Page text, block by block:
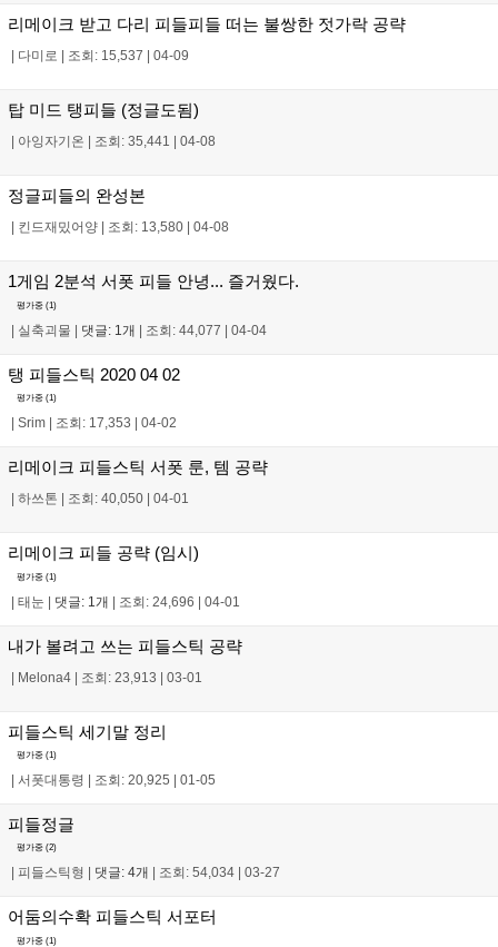
리메이크 받고 다리 피들피들 떠는 불쌍한 젓가락 공략
다미로 조회: 15,537 04-09
탑 미드 탱피들 (정글도됨)
아잉자기온 조회: 35,441 04-08
정글피들의 완성본
킨드재밌어양 조회: 13,580 04-08
1게임 2분석 서폿 피들 안녕... 즐거웠다.
평가중 (1)
| 실축괴물 | 댓글: 1개 | 조회: 44,077 | 04-04
탱 피들스틱 2020 04 02
평가중 (1)
Srim 조회: 17,353 04-02
리메이크 피들스틱 서폿 룬, 템 공략
하쓰톤 조회: 40,050 04-01
리메이크 피들 공략 (임시)
평가중 (1)
| 태눈 | 댓글: 1개 | 조회: 24,696 | 04-01
내가 볼려고 쓰는 피들스틱 공략
| Melona4 | 조회: 23,913 | 03-01
피들스틱 세기말 정리
평가중 (1)
| 서폿대통령 | 조회: 20,925 | 01-05
피들정글
평가중 (2)
피들스틱형 댓글: 4개 조회: 54,034 03-27
어둠의수확 피들스틱 서포터
평가중 (1)